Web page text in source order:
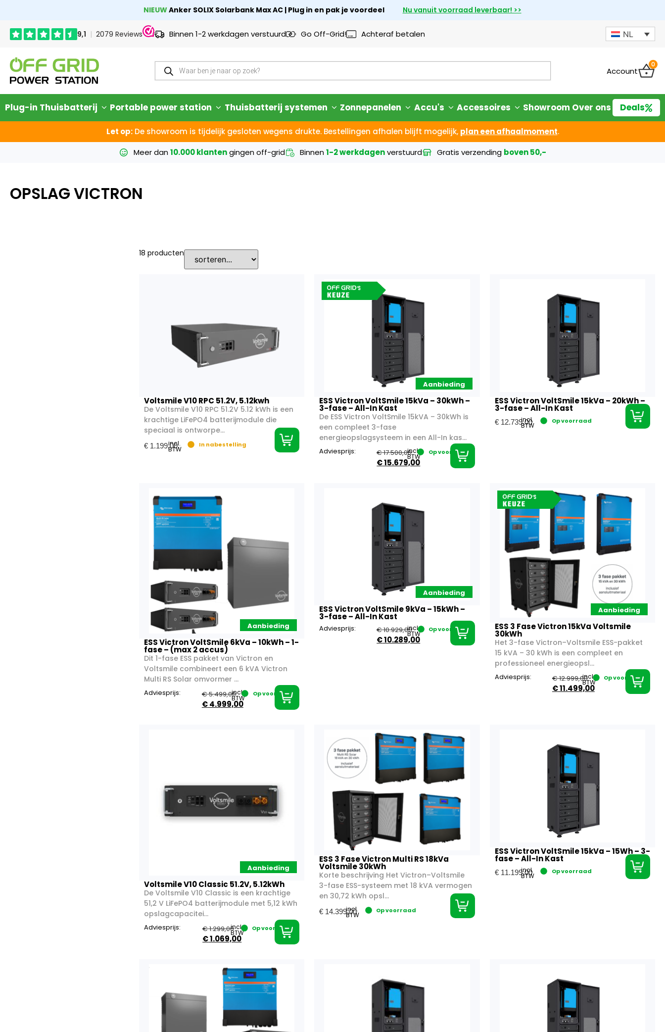
NIEUWAnker SOLIX Solarbank Max AC | Plug in en pak je voordeel Nu vanuit voorraad leverbaar! >>
Binnen 1-2 werkdagen verstuurd Go Off-Grid! Achteraf betalen NL
Account
0
Plug-in Thuisbatterij Portable power station Thuisbatterij systemen Zonnepanelen Accu's Accessoires Showroom Over ons Deals
Let op:De showroom is tijdelijk gesloten wegens drukte. Bestellingen afhalen blijft mogelijk, plan een afhaalmoment.
Meer dan10.000 klantengingen off-grid Binnen1-2 werkdagenverstuurd Gratis verzending boven 50,-
OPSLAG VICTRON
18 producten
Voltsmile V10 RPC 51.2V, 5.12kwh
De Voltsmile V10 RPC 51.2V 5.12 kWh is een
krachtige LiFePO4 batterijmodule die
speciaal is ontworpe...
€1.199,00
incl.
BTW
In nabestelling
Aanbieding
ESS Victron VoltSmile 15kVa – 30kWh –
3-fase – All-In Kast
De ESS Victron VoltSmile 15kVA – 30kWh is
een compleet 3-fase
energieopslagsysteem in een All-In kas...
Adviesprijs: €17.500,00
€15.679,00
incl.
BTW
Op voorraad
ESS Victron VoltSmile 15kVa – 20kWh –
3-fase – All-In Kast
€12.739,00
incl.
BTW
Op voorraad
Aanbieding
ESS Victron VoltSmile 6kVa – 10kWh – 1-
fase – (max 2 accus)
Dit 1-fase ESS pakket van Victron en
Voltsmile combineert een 6 kVA Victron
Multi RS Solar omvormer ...
Adviesprijs: €5.499,00
€4.999,00
incl.
BTW
Op voorraad
Aanbieding
ESS Victron VoltSmile 9kVa – 15kWh –
3-fase – All-In Kast
Adviesprijs: €10.929,00
€10.289,00
incl.
BTW
Op voorraad
Aanbieding
ESS 3 Fase Victron 15kVa Voltsmile
30kWh
Het 3-fase Victron–Voltsmile ESS-pakket
15 kVA – 30 kWh is een compleet en
professioneel energieopsl...
Adviesprijs: €12.999,00
€11.499,00
incl.
BTW
Op voorraad
Aanbieding
Voltsmile V10 Classic 51.2V, 5.12kWh
De Voltsmile V10 Classic is een krachtige
51,2 V LiFePO4 batterijmodule met 5,12 kWh
opslagcapacitei...
Adviesprijs: €1.299,00
€1.069,00
incl.
BTW
Op voorraad
ESS 3 Fase Victron Multi RS 18kVa
Voltsmile 30kWh
Korte beschrijving Het Victron–Voltsmile
3-fase ESS-systeem met 18 kVA vermogen
en 30,72 kWh opsl...
€ 14.399,00
incl.
BTW
Op voorraad
ESS Victron VoltSmile 15kVa – 15Wh – 3-
fase – All-In Kast
€11.199,00
incl.
BTW
Op voorraad